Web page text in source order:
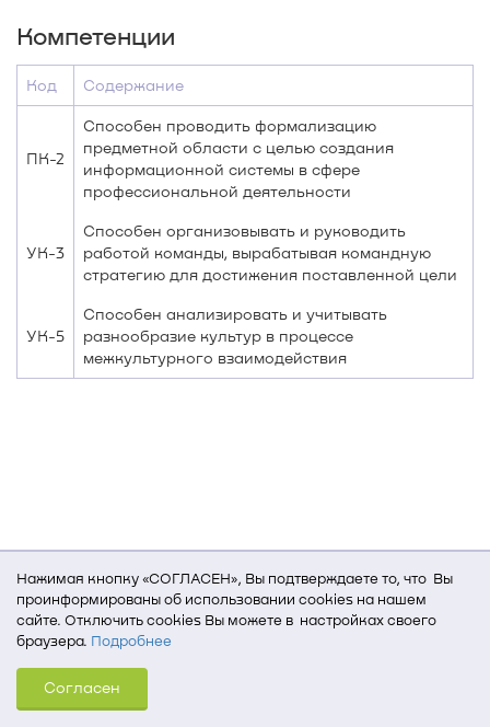
Нажимая кнопку «СОГЛАСЕН», Вы подтверждаете то, что Вы
проинформированы об использовании cookies на нашем
сайте. Отключить cookies Вы можете в настройках своего
браузера. Подробнее
Для того, чтобы мы могли качественно предоставить Вам
услуги, мы используем cookies, которые сохраняются
на Вашем компьютере (Сведения о местоположении; ip-адрес;
Согласен
Компетенции
Код Содержание
ПК-2
Способен проводить формализацию
предметной области с целью создания
информационной системы в сфере
профессиональной деятельности
УК-3
Способен организовывать и руководить
работой команды, вырабатывая командную
стратегию для достижения поставленной цели
УК-5
Способен анализировать и учитывать
разнообразие культур в процессе
межкультурного взаимодействия